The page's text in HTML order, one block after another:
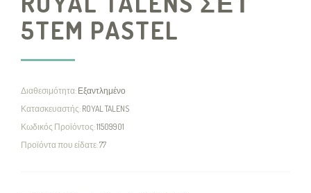
5TEM PASTEL
Διαθεσιμότητα: Εξαντλημένο
Κατασκευαστής: ROYAL TALENS
Κωδικός Προϊόντος:11509901
Προϊόντα που είδατε:77